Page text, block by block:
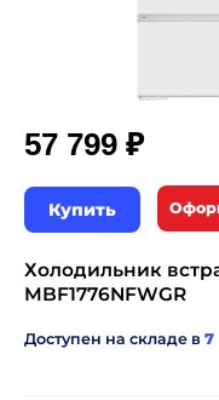
57 799 ₽
Купить
Холодильник
MBF1776NFWGR
Доступен на складе в 7